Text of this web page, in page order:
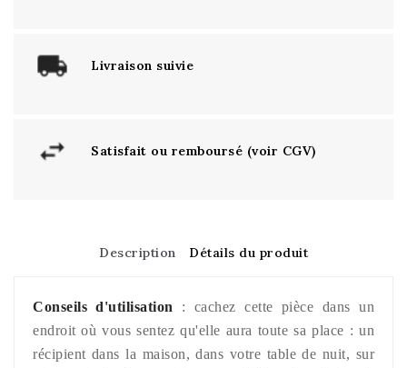
Livraison suivie
Satisfait ou remboursé (voir CGV)
Description Détails du produit
Conseils d'utilisation
: cachez cette pièce dans un
endroit où vous sentez qu'elle aura toute sa place : un
récipient dans la maison, dans votre table de nuit, sur